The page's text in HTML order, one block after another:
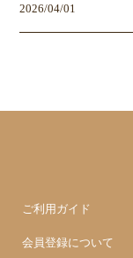
2026/04/01
ご利用ガイド
会員登録について